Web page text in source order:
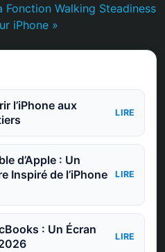
Fonction Walking Steadiness
iPhone »
l’iPhone aux
LIRE
d’Apple : Un
Inspiré de l’iPhone
LIRE
: Un Écran
LIRE